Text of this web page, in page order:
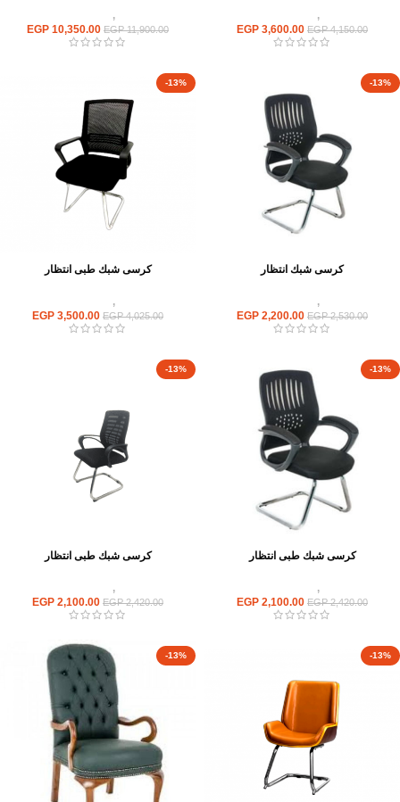
,
EGP4,150.00
EGP 3,600.00
,
EGP11,900.00
EGP 10,350.00
-13%
كرسى شبك انتظار
,
EGP2,530.00
EGP 2,200.00
-13%
كرسى شبك طبى انتظار
,
EGP4,025.00
EGP 3,500.00
-13%
كرسى شبك طبى انتظار
,
EGP2,420.00
EGP 2,100.00
-13%
كرسى شبك طبى انتظار
,
EGP2,420.00
EGP 2,100.00
-13%
-13%